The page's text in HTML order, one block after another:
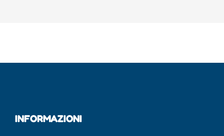
INFORMAZIONI